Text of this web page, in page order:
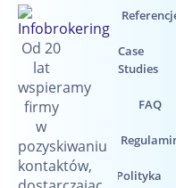
Od 20
lat
wspieramy
firmy
w
pozyskiwaniu
kontaktów,
Case
Studies
FAQ
Polityka